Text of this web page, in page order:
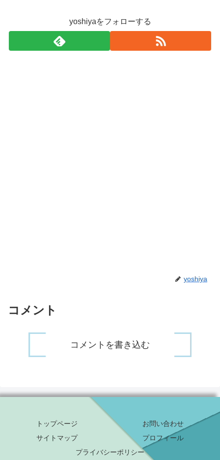
yoshiyaをフォローする
yoshiya
コメント
コメントを書き込む
トップページ
お問い合わせ
サイトマップ
プロフィール
プライバシーポリシー